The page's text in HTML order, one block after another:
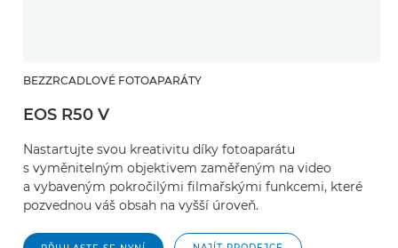
BEZZRCADLOVÉ FOTOAPARÁTY
EOS R50 V
Nastartujte svou kreativitu díky fotoaparátu
s vyměnitelným objektivem zaměřeným na video
a vybaveným pokročilými filmařskými funkcemi, které
pozvednou váš obsah na vyšší úroveň.